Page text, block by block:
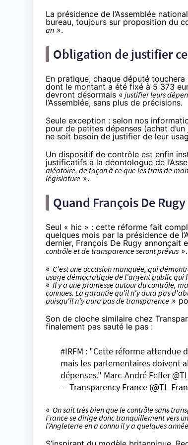
La présidence de l’Assemblée
bureau, toujours sur proposition du
an ».
Obligation de justifier
En pratique, chaque député
dont le montant a été fixé à 5 373
devront désormais « justifier leurs
l’Assemblée, sans plus de précisions.
Seule exception : selon nos
pour de petites dépenses (achat
ne soit besoin de justifier de leur
Un dispositif de contrôle est enfin
justificatifs à la déontologue de
aléatoire, de façon à ce que les frais de
législature ».
Quand François De
Seul « hic » : cette réforme fait
quelques mois par la présidence de
dernier, François De Rugy annonçait
contrôle et de transparence seront prévus ».
« C'est une occasion manquée, qui
usage démocratique de l'argent public qui
« Il y a une promesse autour du contrôle,
connues. La garantie qu'il n'y aura pas
puisqu'il n'y aura pas de transparence »
Son de cloche similaire chez
finalement pas sauté le pas :
#IRFM : "Cette réforme attendue
mais les parlementaires doivent
dépenses." Marc-André Feffer
— Transparency France
« On sait très bien que le contrôle sans
France se dirige donc tranquillement vers
l'Angleterre en a connu il y a quelques